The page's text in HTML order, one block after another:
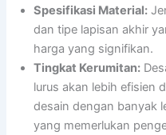
Spesifikasi Material:
dan tipe lapisan akhir
harga yang signifikan.
Tingkat Kerumitan:
lurus akan lebih efisien
desain dengan banyak
yang memerlukan